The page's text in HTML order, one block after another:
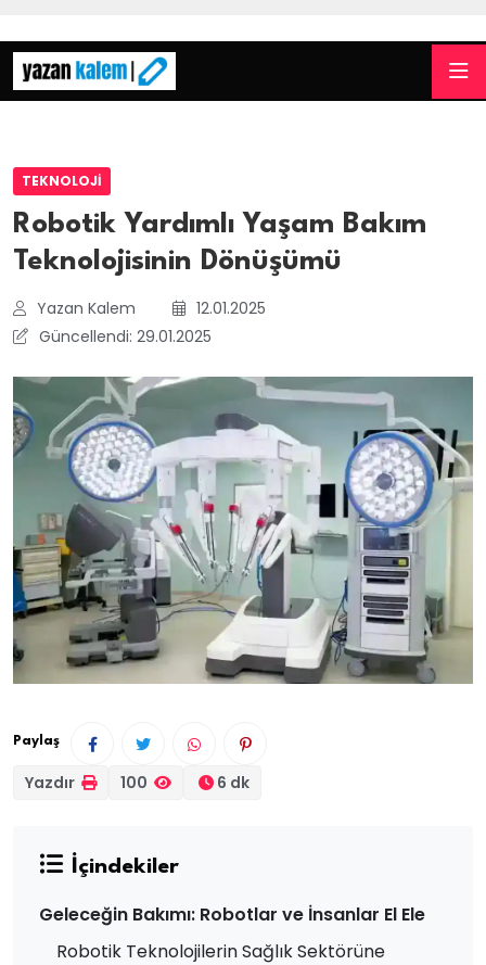
TEKNOLOJI
Robotik Yardımlı Yaşam Bakım
Teknolojisinin Dönüşümü
Yazan Kalem
12.01.2025
Güncellendi: 29.01.2025
Paylaş
Yazdır 100 6 dk
İçindekiler
Geleceğin Bakımı: Robotlar ve İnsanlar El Ele
Robotik Teknolojilerin Sağlık Sektörüne